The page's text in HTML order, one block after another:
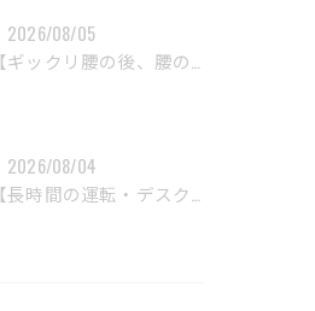
2026/08/05
2026/08/04